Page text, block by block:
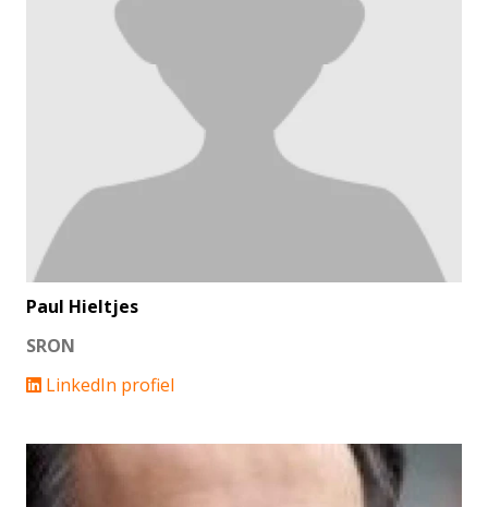
Paul Hieltjes
SRON
LinkedIn profiel